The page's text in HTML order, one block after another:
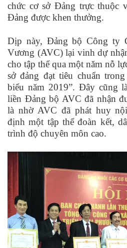
chức cơ sở Đảng trực thuộc
Đảng được khen thưởng.
Dịp này, Đảng bộ Công ty
Vương (AVC) lại vinh dự
cho tập thể qua một năm nỗ
sở đảng đạt tiêu chuẩn
biểu năm 2019”. Đây cũng
liền Đảng bộ AVC đã nhận
là nhờ AVC đã phát huy
định một tập thể đoàn kết,
trình độ chuyên môn cao.